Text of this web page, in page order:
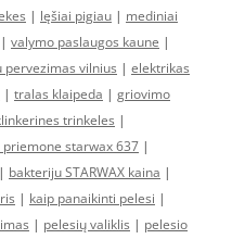
| lęšiai pigiau | mediniai
| valymo paslaugos kaune |
pervezimas vilnius | elektrikas
| tralas klaipeda | griovimo
trinkeles |
starwax 637 |
| bakteriju STARWAX kaina |
| kaip panaikinti pelesi |
| pelesių valiklis | pelesio